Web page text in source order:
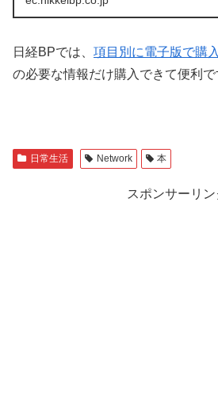
日経BPでは、 項目別に電子版で購入
の必要な情報だけ購入できて便利で
日常生活 Network 本
スポンサーリン